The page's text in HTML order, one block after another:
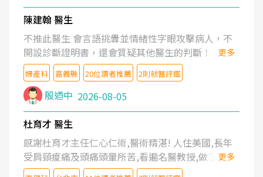
陳建翰 醫生
不推此醫生 會言語挑釁並情緒性字眼攻擊病人，不
開設診斷證明書，還會質疑其他醫生的判斷！
更多
婦產科 嘉義縣 20位讀者推薦 2則就醫評鑑
殷迺中 2026-08-05
杜育才 醫生
感謝杜育才主任仁心仁術,醫術精湛! 人住美國,長年
受肩頸痠痛及頭痛頭暈所苦,看遍名醫教授,做了各種
檢查,也嘗試過西醫打針,中醫針灸及物理徒手治療都
更多